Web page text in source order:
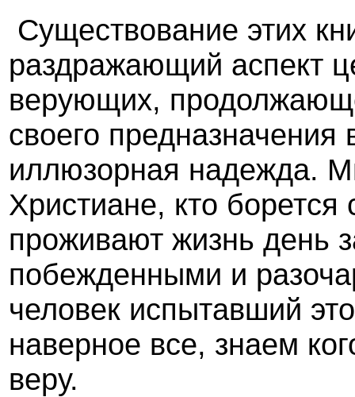
Существование этих
раздражающий аспект
верующих,
своего
иллюзорная надежда.
Христиане, кто борется
проживают жизнь день
побежденными и
человек испытавший
наверное все, знаем
веру.